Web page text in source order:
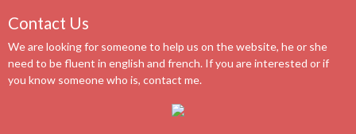
Contact Us
We are looking for someone to help us on the website, he or she
need to be fluent in english and french. If you are interested or if
you know someone who is, contact me.